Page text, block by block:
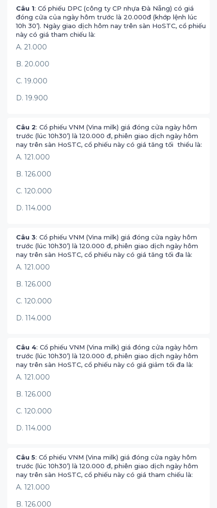
Câu 1: Cổ phiếu DPC (công ty CP nhựa Đà Nẵng) có giá
đóng cửa của ngày hôm trước là 20.000đ (khớp lệnh lúc
10h 30’). Ngày giao dịch hôm nay trên sàn HoSTC, cổ phiếu
này có giá tham chiếu là:
A. 21.000
B. 20.000
C. 19.000
D. 19.900
Câu 2: Cổ phiếu VNM (Vina milk) giá đóng cửa ngày hôm
trước (lúc 10h30’) là 120.000 đ, phiên giao dịch ngày hôm
nay trên sàn HoSTC, cổ phiếu này có giá tăng tối thiểu là:
A. 121.000
B. 126.000
C. 120.000
D. 114.000
Câu 3: Cổ phiếu VNM (Vina milk) giá đóng cửa ngày hôm
trước (lúc 10h30’) là 120.000 đ, phiên giao dịch ngày hôm
nay trên sàn HoSTC, cổ phiếu này có giá tăng tối đa là:
A. 121.000
B. 126.000
C. 120.000
D. 114.000
Câu 4: Cổ phiếu VNM (Vina milk) giá đóng cửa ngày hôm
trước (lúc 10h30’) là 120.000 đ, phiên giao dịch ngày hôm
nay trên sàn HoSTC, cổ phiếu này có giá giảm tối đa là:
A. 121.000
B. 126.000
C. 120.000
D. 114.000
Câu 5: Cổ phiếu VNM (Vina milk) giá đóng cửa ngày hôm
trước (lúc 10h30’) là 120.000 đ, phiên giao dịch ngày hôm
nay trên sàn HoSTC, cổ phiếu này có giá tham chiếu là:
A. 121.000
B. 126.000